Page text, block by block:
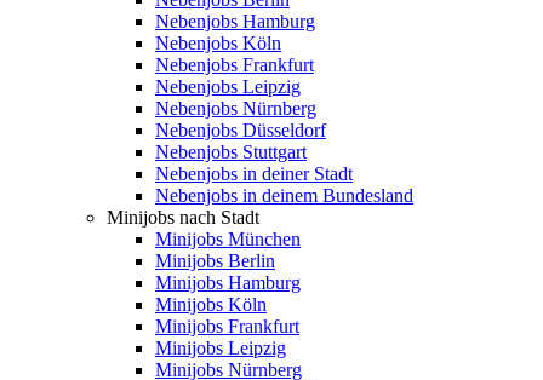
Nebenjobs Hamburg
Nebenjobs Köln
Nebenjobs Frankfurt
Nebenjobs Leipzig
Nebenjobs Nürnberg
Nebenjobs Düsseldorf
Nebenjobs Stuttgart
Nebenjobs in deiner Stadt
Nebenjobs in deinem Bundesland
Minijobs nach Stadt
Minijobs München
Minijobs Berlin
Minijobs Hamburg
Minijobs Köln
Minijobs Frankfurt
Minijobs Leipzig
Minijobs Nürnberg